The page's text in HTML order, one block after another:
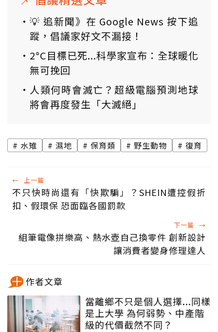
💡 追新聞》在 Google News 按下追
蹤，倡議家好文不漏接！
2°C目標已死...科學家宣布：全球暖化
無可挽回
人類何時會滅亡？超級電腦預測地球
將會再度發生「大滅絕」
水雉 濕地 保育類 野生動物 復育
← 上一篇
不只快時尚還有「快欺騙」？SHEIN遭控假折
扣、假環保 恐面臨各國罰款
下一篇 →
組筆電像拼樂高、熱水壺自己換零件 創新設計
讓消費者變身修理達人
作者文章
當離鄉不只是個人選擇...同樣
是上大學 為何弱勢、中產階
級的代價截然不同？